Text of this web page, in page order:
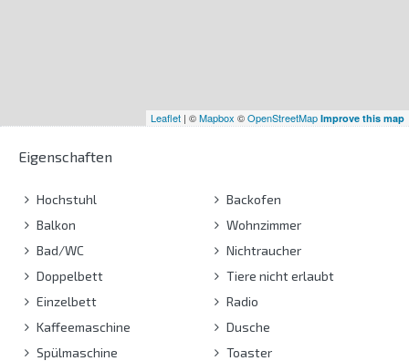
Leaflet | ©Mapbox ©OpenStreetMap Improve this map
Eigenschaften
Hochstuhl
Balkon
Bad/WC
Doppelbett
Einzelbett
Kaffeemaschine
Spülmaschine
Backofen
Wohnzimmer
Nichtraucher
Tiere nicht erlaubt
Radio
Dusche
Toaster